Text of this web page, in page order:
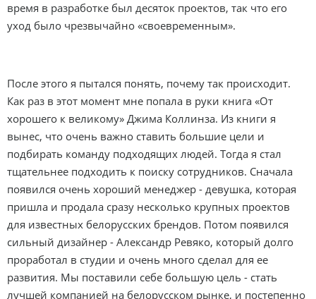
время в разработке был десяток проектов, так что его
уход было чрезвычайно «своевременным».
После этого я пытался понять, почему так происходит.
Как раз в этот момент мне попала в руки книга «От
хорошего к великому» Джима Коллинза. Из книги я
вынес, что очень важно ставить большие цели и
подбирать команду подходящих людей. Тогда я стал
тщательнее подходить к поиску сотрудников. Сначала
появился очень хороший менеджер - девушка, которая
пришла и продала сразу несколько крупных проектов
для известных белорусских брендов. Потом появился
сильный дизайнер - Александр Ревяко, который долго
проработал в студии и очень много сделал для ее
развития. Мы поставили себе большую цель - стать
лучшей компанией на белорусском рынке, и постепенно